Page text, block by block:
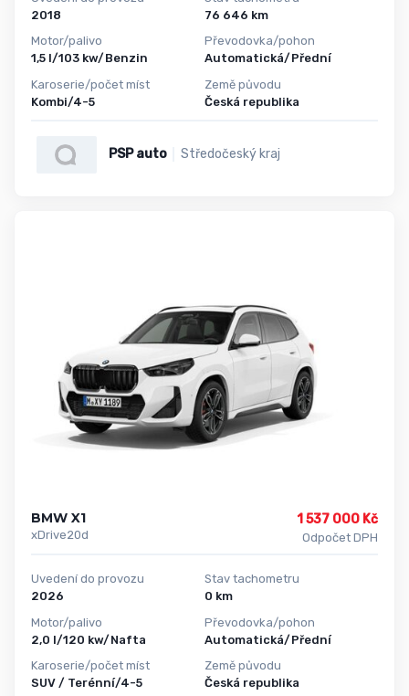
2018
Motor/palivo
1,5 l/103 kw/Benzin
Karoserie/počet míst
Kombi/4-5
76 646 km
Převodovka/pohon
Automatická/Přední
Země původu
Česká republika
PSP auto Středočeský kraj
BMW X1
xDrive20d
1 537 000 Kč
Odpočet DPH
Uvedení do provozu
2026
Motor/palivo
2,0 l/120 kw/Nafta
Karoserie/počet míst
SUV / Terénní/4-5
Stav tachometru
0 km
Převodovka/pohon
Automatická/Přední
Země původu
Česká republika